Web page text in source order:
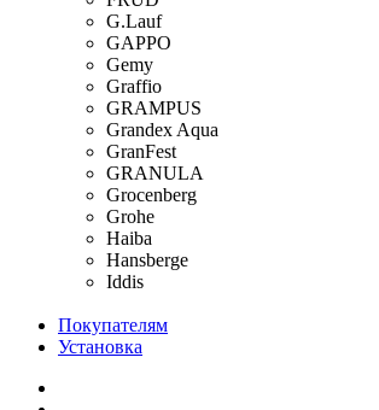
G.Lauf
GAPPO
Gemy
Graffio
GRAMPUS
Grandex Aqua
GranFest
GRANULA
Grocenberg
Grohe
Haiba
Hansberge
Iddis
Покупателям
Установка